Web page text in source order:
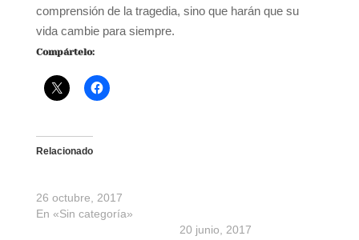
comprensión de la tragedia, sino que harán que su
vida cambie para siempre.
Compártelo:
Relacionado
26 octubre, 2017
En «Sin categoría»
20 junio, 2017